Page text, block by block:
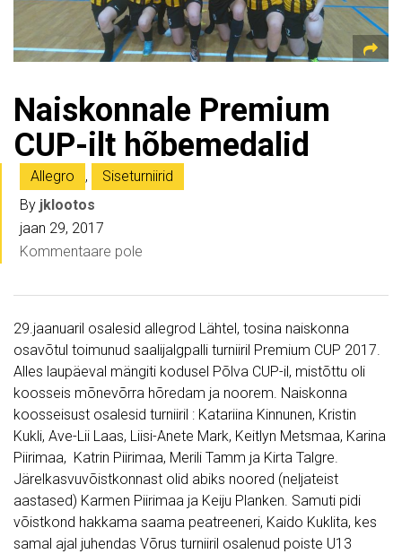
Naiskonnale Premium
CUP-ilt hõbemedalid
Allegro ,
Siseturniirid
By jklootos
jaan 29, 2017
Kommentaare pole
29.jaanuaril osalesid allegrod Lähtel, tosina naiskonna
osavõtul toimunud saalijalgpalli turniiril Premium CUP 2017.
Alles laupäeval mängiti kodusel Põlva CUP-il, mistõttu oli
koosseis mõnevõrra hõredam ja noorem. Naiskonna
koosseisust osalesid turniiril : Katariina Kinnunen, Kristin
Kukli, Ave-Lii Laas, Liisi-Anete Mark, Keitlyn Metsmaa, Karina
Piirimaa, Katrin Piirimaa, Merili Tamm ja Kirta Talgre.
Järelkasvuvõistkonnast olid abiks noored (neljateist
aastased) Karmen Piirimaa ja Keiju Planken. Samuti pidi
võistkond hakkama saama peatreeneri, Kaido Kuklita, kes
samal ajal juhendas Võrus turniiril osalenud poiste U13